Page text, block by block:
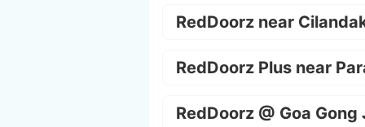
RedDoorz near
RedDoorz Plus near
RedDoorz @ Goa